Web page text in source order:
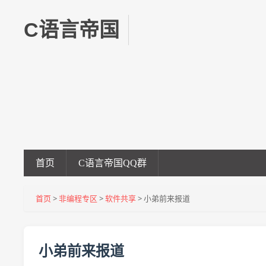
C语言帝国
首页 C语言帝国QQ群
首页 >非编程专区 >软件共享> 小弟前来报道
小弟前来报道